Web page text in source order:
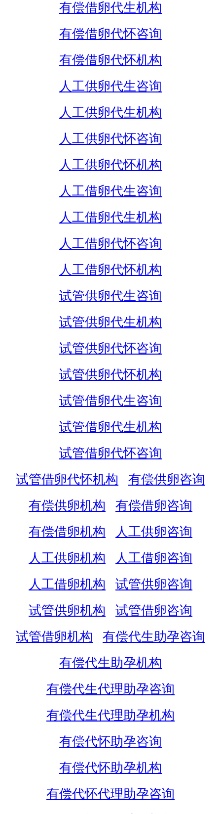
有偿借卵代生机构
有偿借卵代怀咨询
有偿借卵代怀机构
人工供卵代生咨询
人工供卵代生机构
人工供卵代怀咨询
人工供卵代怀机构
人工借卵代生咨询
人工借卵代生机构
人工借卵代怀咨询
人工借卵代怀机构
试管供卵代生咨询
试管供卵代生机构
试管供卵代怀咨询
试管供卵代怀机构
试管借卵代生咨询
试管借卵代生机构
试管借卵代怀咨询
试管借卵代怀机构
有偿供卵咨询
有偿供卵机构
有偿借卵咨询
有偿借卵机构
人工供卵咨询
人工供卵机构
人工借卵咨询
人工借卵机构
试管供卵咨询
试管供卵机构
试管借卵咨询
试管借卵机构
有偿代生助孕咨询
有偿代生助孕机构
有偿代生代理助孕咨询
有偿代生代理助孕机构
有偿代怀助孕咨询
有偿代怀助孕机构
有偿代怀代理助孕咨询